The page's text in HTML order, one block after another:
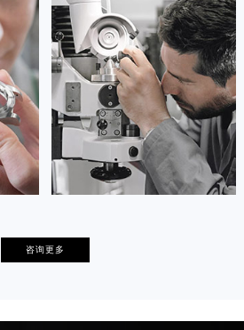
资深朗格技师
是朗格售后服务中心
(朗格保养维修中心)
的高级技师之一
Nanjing lange Maintain center
 上海朗格保养
辛迪·克莱门特
资深朗格技师
咨询更多